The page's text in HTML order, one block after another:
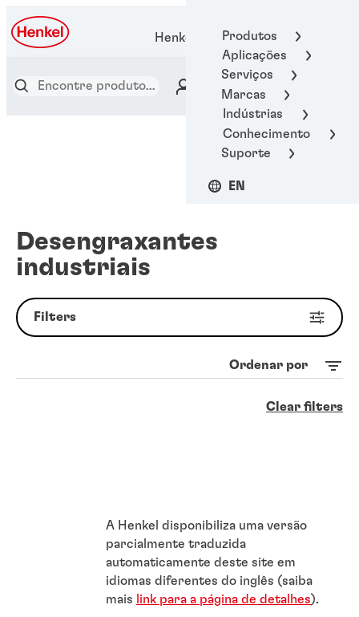
Produtos
Aplicações
Serviços
Marcas
Indústrias
Conhecimento
Suporte
EN
Henkel Adhesive Technologies
Desengraxantes
industriais
Filters
Ordenar por
Clear filters
A Henkel disponibiliza uma versão
parcialmente traduzida
automaticamente deste site em
idiomas diferentes do inglês (saiba
mais
link para a página de detalhes).